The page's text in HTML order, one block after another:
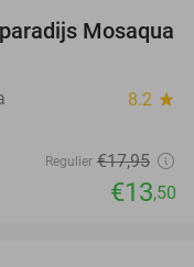
25%
Mosaqua
8.2 star
Regulier €17,95
€13,50